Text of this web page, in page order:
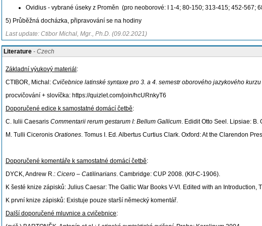
Ovidius - vybrané úseky z Proměn (pro neoborové:
1-4; 80-150; 313-415; 452-567;
5) Průběžná docházka, připravování se na hodiny
Last update: Ctibor Michal, Mgr., Ph.D. (09.02.2021)
Literature - Czech
Základní výukový materiál :
CTIBOR, Michal: Cvičebnice latinské syntaxe pro 3. a 4. semestr oborového jazykového kurzu
procvičování + slovíčka: https://quizlet.com/join/hcURnkyT6
Doporučené edice k samostatné domácí četbě:
C. Iulii Caesaris Commentarii rerum gestarum I: Bellum Gallicum. Edidit Otto Seel. Lipsiae: B.
M. Tulli Ciceronis Orationes. Tomus I. Ed. Albertus Curtius Clark. Oxford: At the Clarendon
Doporučené komentáře k samostatné domácí četbě:
DYCK, Andrew R.: Cicero – Catilinarians. Cambridge: CUP 2008. (Klf-C-1906).
K šesté knize zápisků: Julius Caesar: The Gallic War Books V-VI. Edited with an Introduction,
K první knize zápisků: Existuje pouze starší německý komentář.
Další doporučené mluvnice a cvičebnice: